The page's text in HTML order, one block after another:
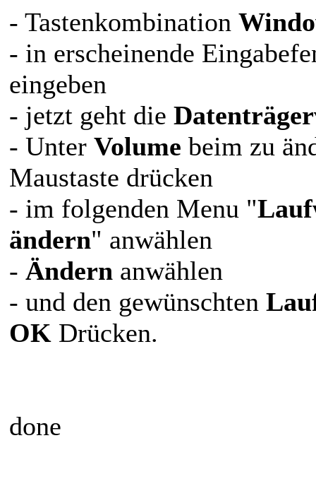
- Tastenkombination
- in erscheinende
eingeben
- jetzt geht die
- Unter Volume beim zu
Maustaste drücken
- im folgenden Menu "
ändern" anwählen
- Ändern anwählen
- und den gewünschten
OK Drücken.
done